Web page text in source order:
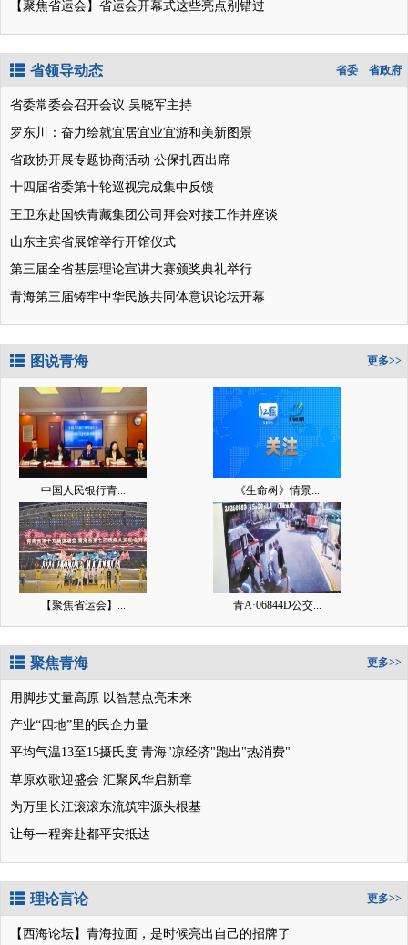
【聚焦省运会】省运会开幕式这些亮点别错过
省领导动态 省政府
省委
省委常委会召开会议 吴晓军主持
罗东川：奋力绘就宜居宜业宜游和美新图景
省政协开展专题协商活动 公保扎西出席
十四届省委第十轮巡视完成集中反馈
王卫东赴国铁青藏集团公司拜会对接工作并座谈
山东主宾省展馆举行开馆仪式
第三届全省基层理论宣讲大赛颁奖典礼举行
青海第三届铸牢中华民族共同体意识论坛开幕
图说青海 更多>>
中国人民银行青... 《生命树》情景...
【聚焦省运会】... 青A·06844D公交...
聚焦青海 更多>>
用脚步丈量高原 以智慧点亮未来
产业“四地”里的民企力量
平均气温13至15摄氏度 青海"凉经济"跑出"热消费"
草原欢歌迎盛会 汇聚风华启新章
为万里长江滚滚东流筑牢源头根基
让每一程奔赴都平安抵达
理论言论 更多>>
【西海论坛】青海拉面，是时候亮出自己的招牌了